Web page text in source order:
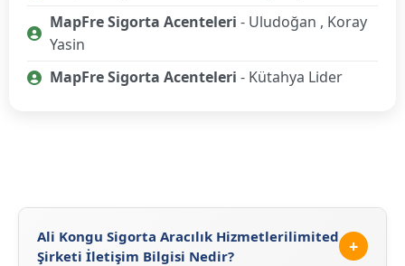
MapFre Sigorta Acenteleri - Uludoğan , Koray
Yasin
MapFre Sigorta Acenteleri - Kütahya Lider
Ali Kongu Sigorta Aracılık Hizmetlerilimited
Şirketi İletişim Bilgisi Nedir?
+